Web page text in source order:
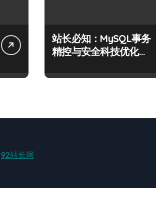
站长必知：MySQL事务
精控与安全科技优化实
92站长网